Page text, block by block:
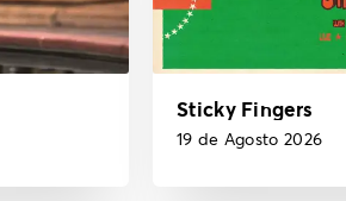
Sticky Fingers
19 de Agosto 2026